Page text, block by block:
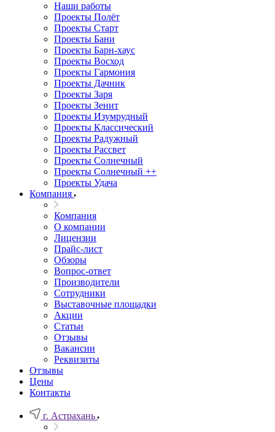
Наши работы
Проекты Полёт
Проекты Старт
Проекты Бани
Проекты Барн-хаус
Проекты Восход
Проекты Гармония
Проекты Дачник
Проекты Заря
Проекты Зенит
Проекты Изумрудный
Проекты Классический
Проекты Радужный
Проекты Рассвет
Проекты Солнечный
Проекты Солнечный ++
Проекты Удача
Компания
Компания
О компании
Лицензии
Прайс-лист
Обзоры
Вопрос-ответ
Производители
Сотрудники
Выставочные площадки
Акции
Статьи
Отзывы
Вакансии
Реквизиты
Отзывы
Цены
Контакты
г. Астрахань